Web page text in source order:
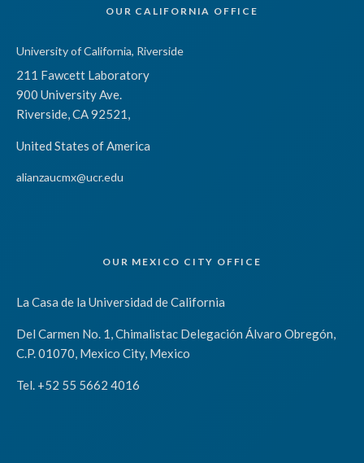
OUR CALIFORNIA OFFICE
University of California, Riverside
211 Fawcett Laboratory
900 University Ave.
Riverside, CA 92521,
United States of America
alianzaucmx@ucr.edu
OUR MEXICO CITY OFFICE
La Casa de la Universidad de California
Del Carmen No. 1, Chimalistac Delegación Álvaro Obregón,
C.P. 01070, Mexico City, Mexico
Tel. +52 55 5662 4016